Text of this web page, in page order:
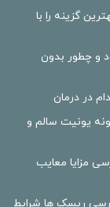
گزینه را با
و چطور بدون
در درمان
یونیت سالم و
مزایا معایب
ریسک ها شرایط